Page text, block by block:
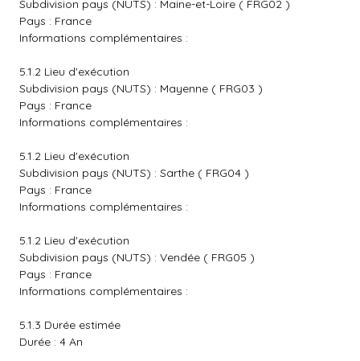
Subdivision pays (NUTS) : Maine-et-Loire ( FRG02 )
Pays : France
Informations complémentaires :
5.1.2 Lieu d'exécution
Subdivision pays (NUTS) : Mayenne ( FRG03 )
Pays : France
Informations complémentaires :
5.1.2 Lieu d'exécution
Subdivision pays (NUTS) : Sarthe ( FRG04 )
Pays : France
Informations complémentaires :
5.1.2 Lieu d'exécution
Subdivision pays (NUTS) : Vendée ( FRG05 )
Pays : France
Informations complémentaires :
5.1.3 Durée estimée
Durée : 4 An